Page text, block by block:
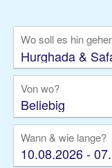
Rundreise
Gruppenreise
Wo soll es hin
Von wo?
Beliebig
Wann & wie lange?
10.08.2026 -